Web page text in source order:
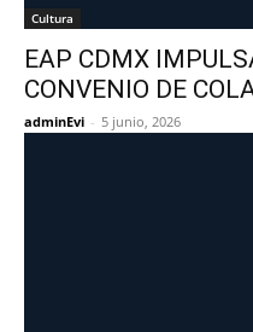
Cultura
EAP CDMX
CONVENIO DE
adminEvi - 5 junio, 2026